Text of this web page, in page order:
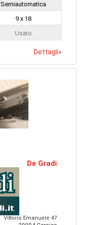
Semiautomatica
9 x 18
Usato
Dettagli»
De Gradi
Vittorio Emanuele 47